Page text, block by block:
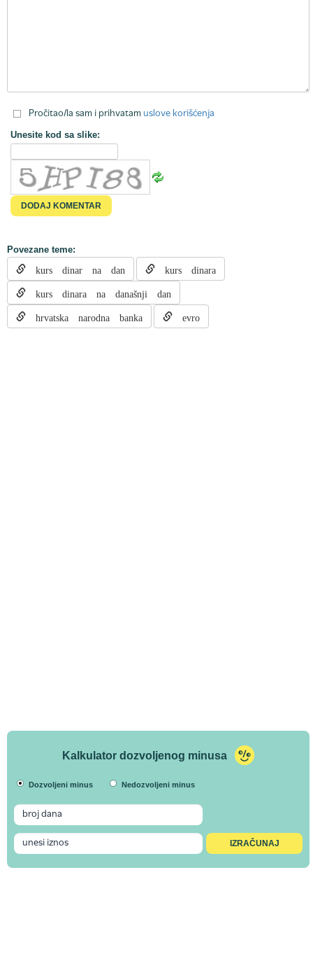
Pročitao/la sam i prihvatam uslove korišćenja
Unesite kod sa slike:
Povezane teme:
kurs dinar na dan kurs dinara
kurs dinara na današnji dan
hrvatska narodna banka evro
Kalkulator dozvoljenog minusa
Dozvoljeni minus Nedozvoljeni minus